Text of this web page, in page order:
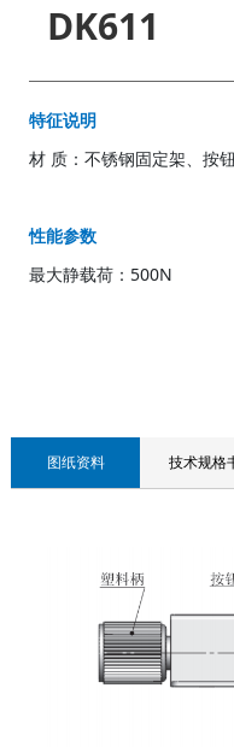
DK611
特征说明
材 质：不锈钢固定架、按
性能参数
最大静载荷：500N
图纸资料 技术规格